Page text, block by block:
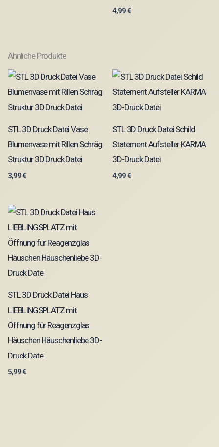
4,99€
Ähnliche Produkte
STL 3D Druck Datei Vase
Blumenvase mit Rillen Schräg
Struktur 3D Druck Datei
3,99€
STL 3D Druck Datei Schild
Statement Aufsteller KARMA
3D-Druck Datei
4,99€
STL 3D Druck Datei Haus
LIEBLINGSPLATZ mit
Öffnung für Reagenzglas
Häuschen Häuschenliebe 3D-
Druck Datei
5,99€